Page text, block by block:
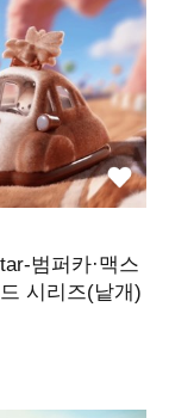
범퍼카·맥스
시리즈(낱개)